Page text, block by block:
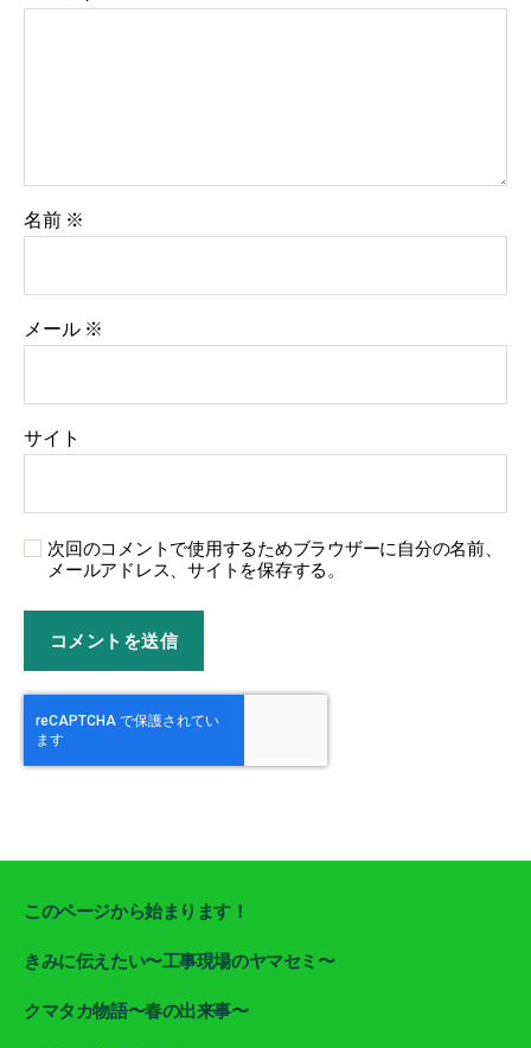
名前 ※
メール ※
サイト
次回のコメントで使用するためブラウザーに自分の名前、
メールアドレス、サイトを保存する。
このページから始まります！
きみに伝えたい〜工事現場のヤマセミ〜
クマタカ物語〜春の出来事〜